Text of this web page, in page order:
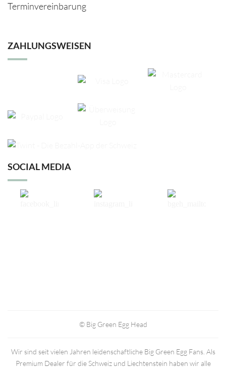
Terminvereinbarung
ZAHLUNGSWEISEN
SOCIAL MEDIA
© Big Green Egg Head
Wir sind seit vielen Jahren leidenschaftliche Big Green Egg Fans. Als
Premium Dealer für die Schweiz und Liechtenstein haben wir alle